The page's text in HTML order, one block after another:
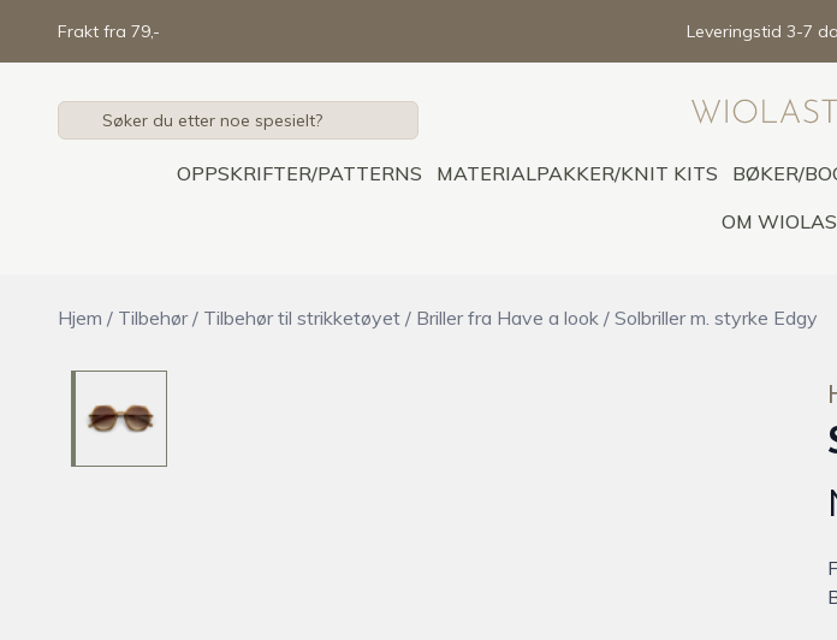
Frakt fra 79,- Leveringstid 3-7
OPPSKRIFTER/PATTERNS MATERIALPAKKER/KNIT KITS BØKER/
OM
Hjem / Tilbehør / Tilbehør til strikketøyet / Briller fra Have a look / Solbriller m. styrke Edgy